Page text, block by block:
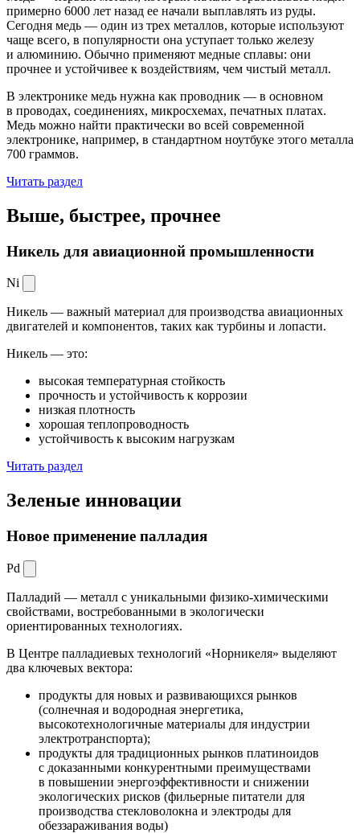
примерно 6000 лет назад ее начали выплавлять из руды.
Сегодня медь — один из трех металлов, которые используют
чаще всего, в популярности она уступает только железу
и алюминию. Обычно применяют медные сплавы: они
прочнее и устойчивее к воздействиям, чем чистый металл.
В электронике медь нужна как проводник — в основном
в проводах, соединениях, микросхемах, печатных платах.
Медь можно найти практически во всей современной
электронике, например, в стандартном ноутбуке этого металла
700 граммов.
Читать раздел
Выше, быстрее, прочнее
Никель для авиационной промышленности
Ni
Никель — важный материал для производства авиационных
двигателей и компонентов, таких как турбины и лопасти.
Никель — это:
высокая температурная стойкость
прочность и устойчивость к коррозии
низкая плотность
хорошая теплопроводность
устойчивость к высоким нагрузкам
Читать раздел
Зеленые инновации
Новое применение палладия
Pd
Палладий — металл с уникальными физико-химическими
свойствами, востребованными в экологически
ориентированных технологиях.
В Центре палладиевых технологий «Норникеля» выделяют
два ключевых вектора:
продукты для новых и развивающихся рынков
(солнечная и водородная энергетика,
высокотехнологичные материалы для индустрии
электротранспорта);
продукты для традиционных рынков платиноидов
с доказанными конкурентными преимуществами
в повышении энергоэффективности и снижении
экологических рисков (фильерные питатели для
производства стекловолокна и электроды для
обеззараживания воды)